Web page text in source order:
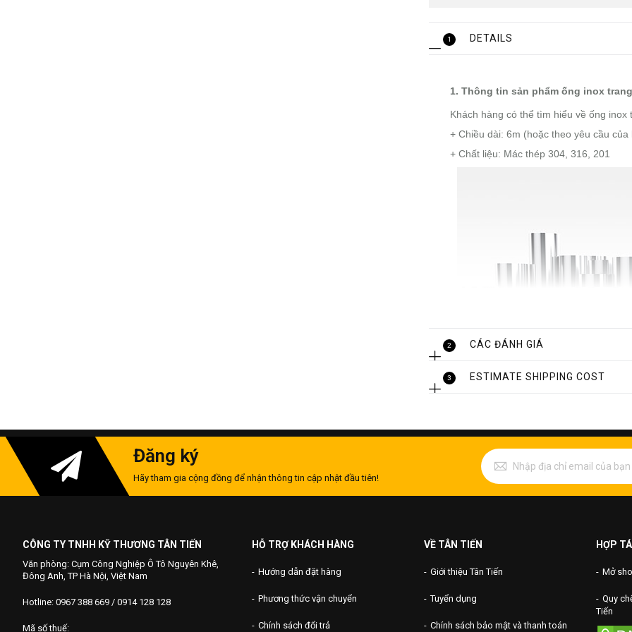
1 DETAILS
1. Thông tin sản phẩm ống inox
Khách hàng có thể tìm hiểu về ống
+ Chiều dài: 6m (hoặc theo yêu cầu của
+ Chất liệu: Mác thép 304, 316, 201
+ Sản xuất tại: Việt Nam
2. Phân loại ống inox trang trí
Tên gọi đã phần nào nói tính chất
trang trí là vật liệu được làm từ inox
có bề mặt bóng sáng để sử dụng cho
2 CÁC ĐÁNH GIÁ
3 ESTIMATE SHIPPING COST
Đăng ký
Hãy tham gia cộng đồng để nhận thông tin cập nhật đầu tiên!
CÔNG TY TNHH KỸ THƯƠNG TÂN TIẾN
Văn phòng: Cụm Công Nghiệp Ô Tô Nguyên Khê,
Đông Anh, TP Hà Nội, Việt Nam
Hotline: 0967 388 669 / 0914 128 128
Mã số thuế:
HỖ TRỢ KHÁCH HÀNG
Hướng dẫn đặt hàng
Phương thức vận chuyển
Chính sách đổi trả
VỀ TÂN TIẾN
Giới thiệu Tân Tiến
Tuyển dụng
Chính sách bảo mật và thanh toán
HỢP
Mở
Quy
Tiến